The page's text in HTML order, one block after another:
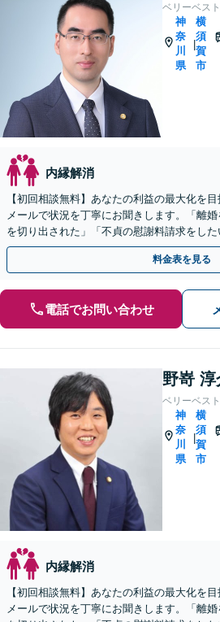
ベリーベス
神
奈
川
県
|
横
須
賀
市
内縁解消
【初回相談無料】あなたの利益の最大化を
メールで状況を丁寧にお聞きします。「離
を切り出された」「不貞の慰謝料請求をし
【リーズナブルな料金設定】
料金表を見る
電話でお問い合わせ
野嵜 淳
ベリーベス
神
奈
川
県
|
横
須
賀
市
内縁解消
【初回相談無料】あなたの利益の最大化を
メールで状況を丁寧にお聞きします。「離